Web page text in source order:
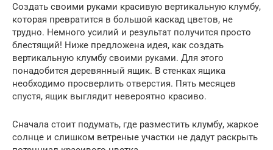
Создать своими руками красивую вертикальную клумбу,
которая превратится в большой каскад цветов, не
трудно. Немного усилий и результат получится просто
блестящий! Ниже предложена идея, как создать
вертикальную клумбу своими руками. Для этого
понадобится деревянный ящик. В стенках ящика
необходимо просверлить отверстия. Пять месяцев
спустя, ящик выглядит невероятно красиво.
Сначала стоит подумать, где разместить клумбу, жаркое
солнце и слишком ветреные участки не дадут раскрыть